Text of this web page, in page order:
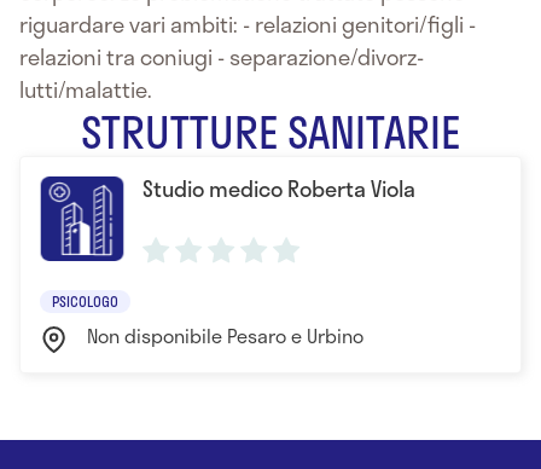
riguardare vari ambiti: - relazioni genitori/figli -
relazioni tra coniugi - separazione/divorz-
lutti/malattie.
STRUTTURE SANITARIE
Studio medico Roberta Viola
PSICOLOGO
Non disponibile Pesaro e Urbino